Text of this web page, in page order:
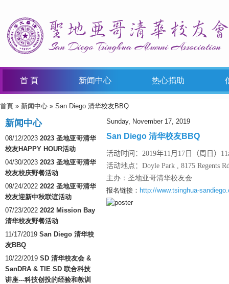
首 頁 新闻中心 热心捐助
You Are Here
首頁 » 新闻中心 » San Diego 清华校友BBQ
新闻中心
08/12/2023 2023 圣地亚哥清华
校友HAPPY HOUR活动
04/30/2023 2023 圣地亚哥清华
校友校庆野餐活动
09/24/2022 2022 圣地亚哥清华
校友迎新中秋联谊活动
07/23/2022 2022 Mission Bay
清华校友野餐活动
11/17/2019 San Diego 清华校
友BBQ
10/22/2019 SD 清华校友会 &
SanDRA & TIE SD 联合科技
讲座---科技创投的经验和教训
Sunday, November 17, 2019
San Diego 清华校友BBQ
活动时间：2019年11月17日（周日）
活动地点：Doyle Park , 8175 Regents
主办：圣地亚哥清华校友会
报名链接： http://www.tsinghua-